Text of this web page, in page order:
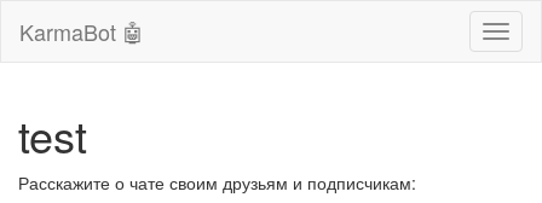
KarmaBot 🤖
test
Расскажите о чате своим друзьям и подписчикам: